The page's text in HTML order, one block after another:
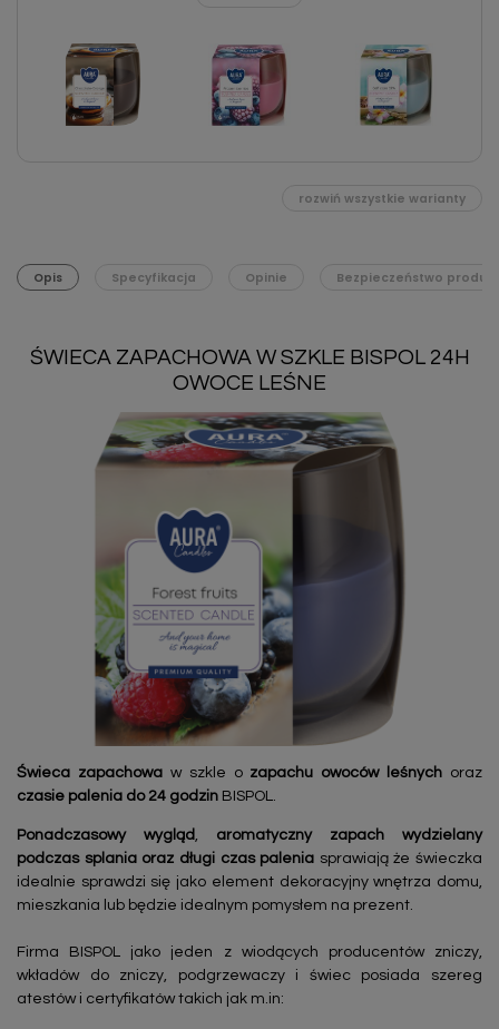
rozwiń wszystkie warianty
Opis Specyfikacja Opinie Bezpieczeństwo
ŚWIECA ZAPACHOWA W SZKLE BISPOL 24H
OWOCE LEŚNE
Świeca zapachowaw szkle o zapachu owoców leśnych oraz
czasie palenia do 24 godzin BISPOL.
Ponadczasowy wygląd , aromatyczny zapach wydzielany
podczas splania oraz długi czas palenia sprawiają że świeczka
idealnie sprawdzi się jako element dekoracyjny wnętrza domu,
mieszkania lub będzie idealnym pomysłem na prezent.
Firma BISPOL jako jeden z wiodących producentów zniczy,
wkładów do zniczy, podgrzewaczy i świec posiada szereg
atestów i certyfikatów takich jak m.in: